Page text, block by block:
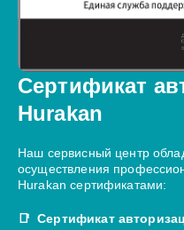
Сертификат
Hurakan
Наш сервисный центр
осуществления
Hurakan сертификатами:
Сертификат